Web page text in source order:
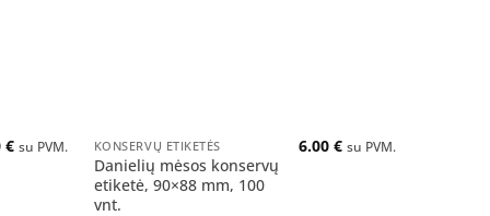
€ su PVM. KONSERVŲ ETIKETĖS
Danielių mėsos konservų
etiketė, 90×88 mm, 100
vnt.
6.00€ su PVM.